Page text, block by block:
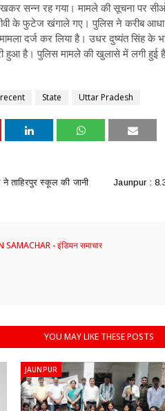
सन्न रह गया। मामले की सूचना पर
के फुटेज खंगाले गए। पुलिस ने करीब आधा
दर्ज कर लिया है। उधर दुष्यंत सिंह के
है। पुलिस मामले की खुलासे में लगी हुई
recent State Uttar Pradesh
​Jaunpur :
स्कूल की जानी
SAMACHAR - इंडियन समाचार
YOU MAY LIKE THESE POSTS
JAUNPUR